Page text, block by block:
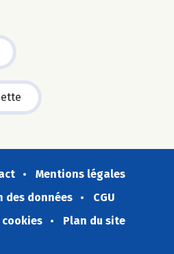
Mentions légales
des données
CGU
Plan du site